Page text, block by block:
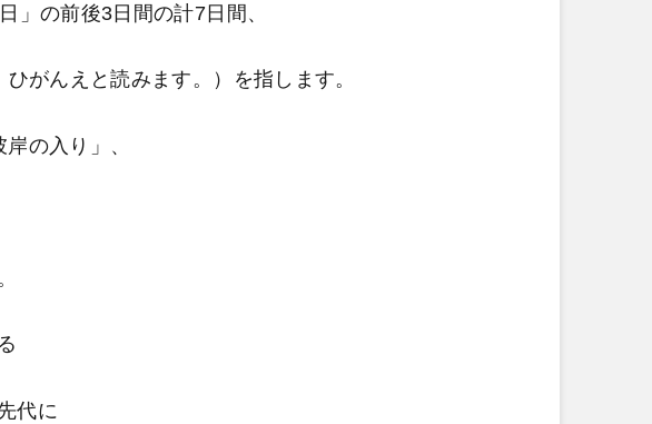
」 の前後3日間の計7日間、
がんえと読みます。）を指します。
の入り」、
代に